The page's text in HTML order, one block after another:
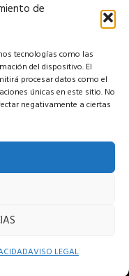
de
tecnologías como las
del dispositivo. El
procesar datos como el
únicas en este sitio. No
negativamente a ciertas
AVISO LEGAL
de máquina forestal
gama de
jardines y
C/ F Nº 15